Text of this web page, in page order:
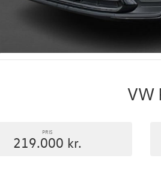
VW
PRIS
219.000 kr.